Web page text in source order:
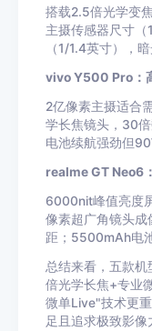
搭载2.5倍光学变
主摄传感器尺寸
（1/1.4英寸），
vivo Y500 Pro：
2亿像素主摄适合
学长焦镜头，30
电池续航强劲但
realme GT Neo6
6000nit峰值亮度
像素超广角镜头
距；5500mAh电
总结来看，五款
倍光学长焦+专业
微单Live"技术更
足且追求极致影